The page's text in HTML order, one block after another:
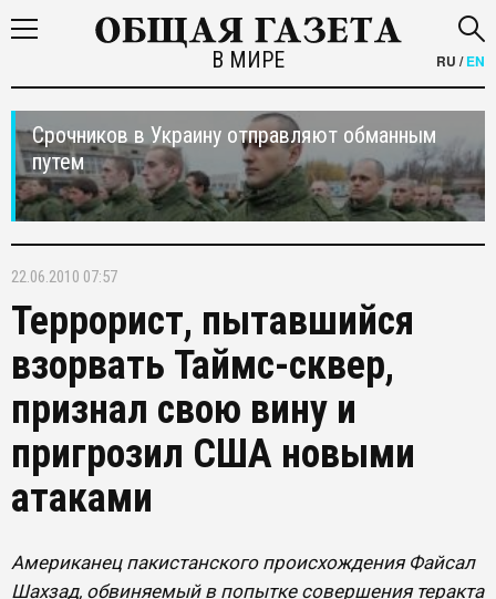
В МИРЕ RU /EN
Срочников в Украину отправляют обманным
путем
22.06.2010 07:57
Террорист, пытавшийся
взорвать Таймс-сквер,
признал свою вину и
пригрозил США новыми
атаками
Американец пакистанского происхождения Файсал
Шахзад, обвиняемый в попытке совершения теракта